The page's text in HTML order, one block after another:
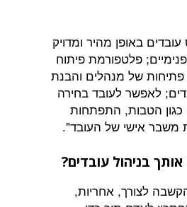
מהיר ומדויק
פיתוח
והבנת
לעובד בחירה
התפתחות
של העובד".
עובדים?
אחריות,